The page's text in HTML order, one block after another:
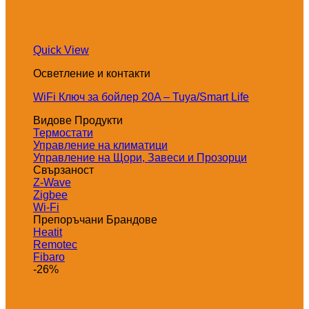
Quick View
Осветление и контакти
WiFi Ключ за бойлер 20A – Tuya/Smart Life
Видове Продукти
Термостати
Управление на климатици
Управление на Щори, Завеси и Прозорци
Свързаност
Z-Wave
Zigbee
Wi-Fi
Препоръчани Брандове
Heatit
Remotec
Fibaro
-26%